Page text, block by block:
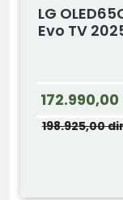
LG
Evo TV
172.990,00
198.925,00